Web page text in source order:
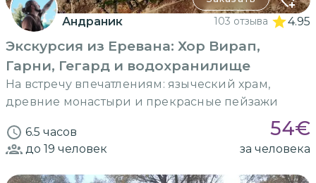
Андраник 103 отзыва 4.95
Экскурсия из Еревана: Хор Вирап,
Гарни, Гегард и водохранилище
На встречу впечатлениям: языческий храм,
древние монастыри и прекрасные пейзажи
6.5 часов 54€
до 19 человек за человека